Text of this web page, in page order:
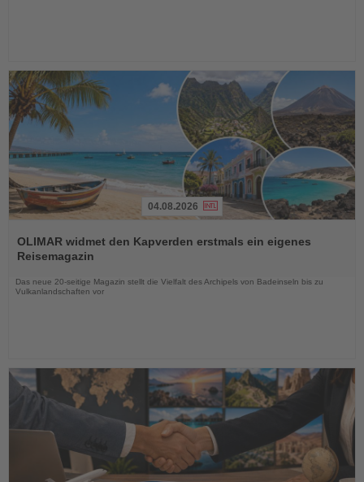
Sie
die
Nachrichten
04.08.2026
OLIMAR widmet den Kapverden erstmals ein eigenes
Reisemagazin
Das neue 20-seitige Magazin stellt die Vielfalt des Archipels von Badeinseln bis zu
Vulkanlandschaften vor